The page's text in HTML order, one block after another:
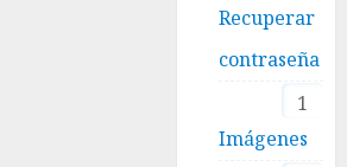
Recuperar
contraseña
1
Imágenes